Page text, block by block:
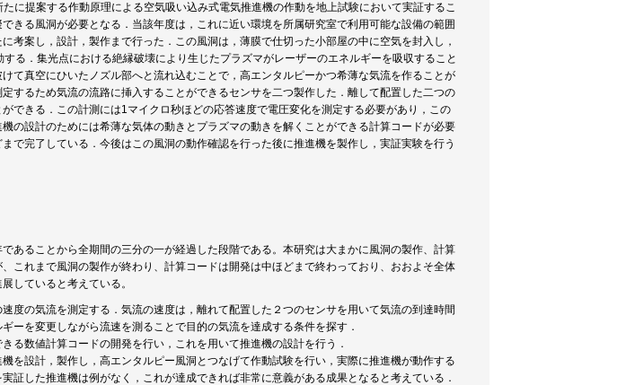
に提案する作動原理による空気吸い込み式電気推進機の作動を地上試験において実証するこ
きる風洞が必要となる．当該年度は，これに近い環境を所属研究室で利用可能な設備の範囲
考案し，設計，製作まで行った．この風洞は，薄膜で仕切った小部屋の中に空気を封入し，
る．集光点における絶縁破壊により生じたプラズマがレーザーのエネルギーを吸収すること
て真空にひいたノズル部へと流れ込むことで，高エンタルピーかつ希薄な気流を作ることが
するため気流の流路に挿入することができるセンサを二つ製作した．離して配置した二つの
できる．この計測には1マイクロ秒ほどの応答速度で電圧変化を測定する必要があり，この
の設計のためには希薄な気体の動きとプラズマの動きを解くことができる計算コードが必要
で完了している．今後はこの風洞の動作確認を行った後に推進機を製作し，実証実験を行う
あることから全期間の三分の一が経過した段階である。本研究は大まかに風洞の製作、計算
これまで風洞の製作が終わり、計算コードは開発は中ほどまで終わっており、おおよそ全体
していると考えている。
度の気流を測定する．気流の速度は，離れて配置した２つのセンサを用いて気流の到達時間
ーを変更しながら流速を測ることで目的の気流を達成する条件を探す．
る数値計算コードの開発を行い，これを用いて推進機の設計を行う．
を設計，製作し，高エンタルピー風洞とつなげて作動試験を行い，実際に推進機が動作する
証した推進機は例がなく，これが達成できれば非常に意義がある成果となると考えている．